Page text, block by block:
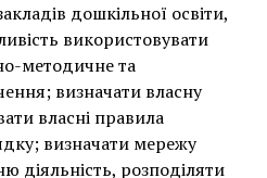
дошкільної освіти,
використовувати
методичне та
визначати власну
власні правила
визначати мережу
діяльність, розподіляти